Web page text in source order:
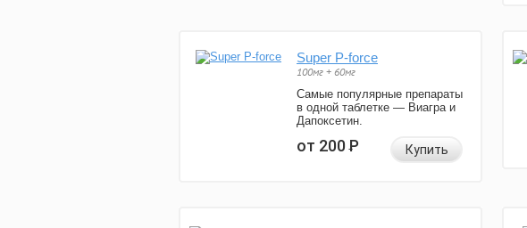
Super P-force
100мг + 60мг
Самые популярные препараты
в одной таблетке — Виагра и
Дапоксетин.
от 200Р Купить